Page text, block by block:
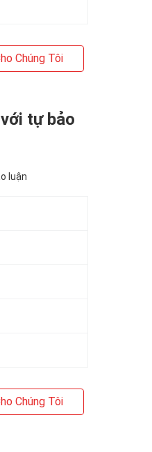
Chúng Tôi
tự bảo
luận
Chúng Tôi